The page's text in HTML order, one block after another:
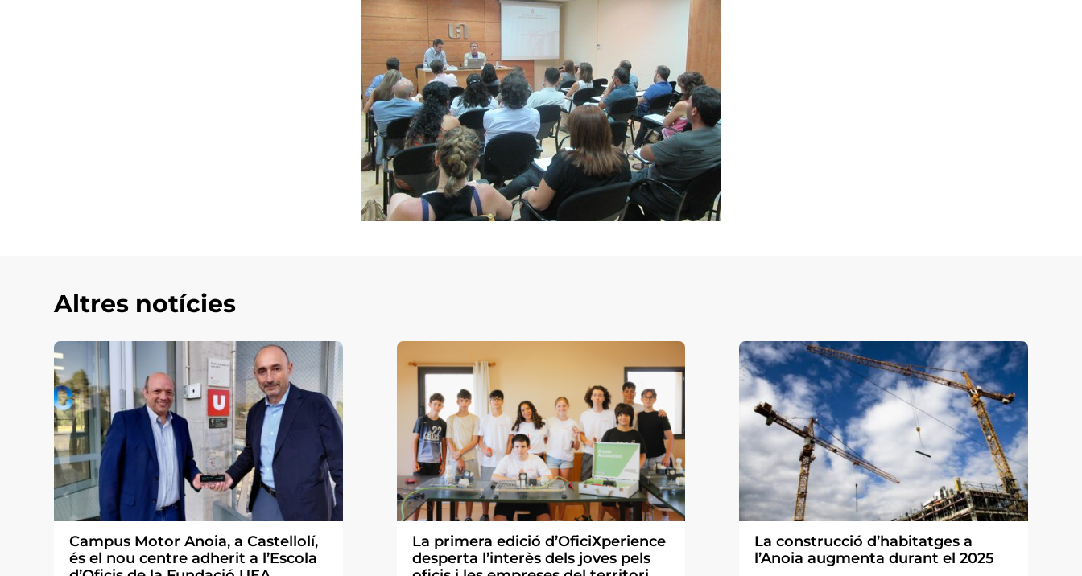
Altres notícies
Campus Motor Anoia, a Castellolí,
és el nou centre adherit a l’Escola
La primera edició d’OficiXperience
desperta l’interès dels joves pels
La construcció d’habitatges a
l’Anoia augmenta durant el 2025